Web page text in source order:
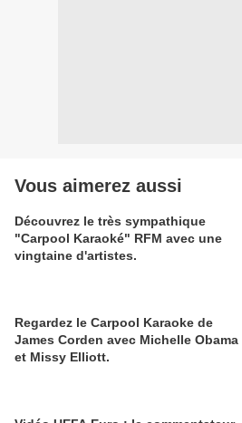
Vous aimerez aussi
Découvrez le très sympathique
"Carpool Karaoké" RFM avec une
vingtaine d'artistes.
Regardez le Carpool Karaoke de
James Corden avec Michelle Obama
et Missy Elliott.